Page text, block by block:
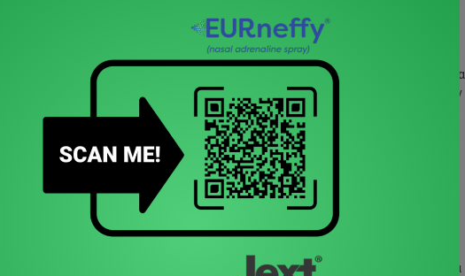
στο σχολείο γραπτό Πλάνο Αντιμετώπισης Αναφυλαξίας καθώς και
μπορεί να είναι ατομικής χρήσης ή/και γενικής χρήσης. Η θέση πρέπει να
υπάρχει , από το παιδί και από κάθε εκπαιδευτικό (και αυτούς που τυχόν
λήξης. Σε περίπτωση εξωσχολικής δραστηριότητας (π.χ. εκδρομή) το
εκπαιδευτικό που θα έχει στην επίβλεψή του τα αλλεργικά παιδιά.
—σε τακτά επαναλαμβανόμενα σεμινάρια— πώς θα αναγνωρίζουν και
αναφυλαξίας. Η σχολική νοσηλεύτρια θα μπορούσε να οργανώσει την
η χορήγηση αδρεναλίνης είναι το πρωταρχικό βήμα, ενώ ακολουθεί η
από τους γονείς κάθε παιδιού γραπτή λίστα με τα υπεύθυνα αλλεργιογόνα, για
εστιατορίου σε όσα σχολεία διαθέτουν. Οπωσδήποτε τα έτοιμα μικρογεύματα